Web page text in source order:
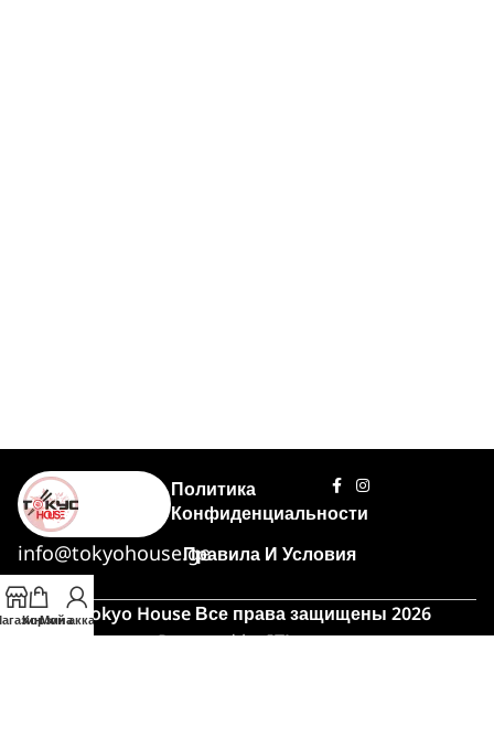
info@tokyohouse.ge
Политика
Конфиденциальности
Правила И Условия
© Tokyo House Все права защищены 2026
Powered byITLover
Корзина
Мой аккаунт